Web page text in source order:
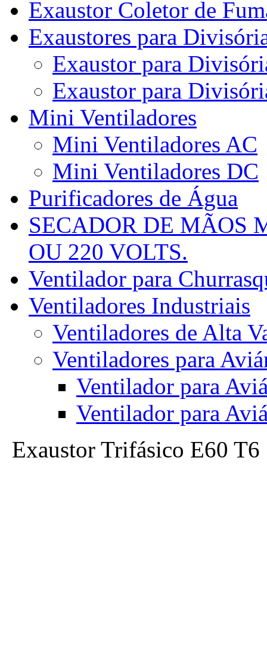
Exaustor Coletor de
Exaustores para
Exaustor para
Exaustor para
Mini Ventiladores
Mini Ventiladores AC
Mini Ventiladores DC
Purificadores de Água
SECADOR DE MÃOS
OU 220 VOLTS.
Ventilador para
Ventiladores Industriais
Ventiladores de Alta
Ventiladores para
Ventilador para
Ventilador para
Exaustor Trifásico E60 T6